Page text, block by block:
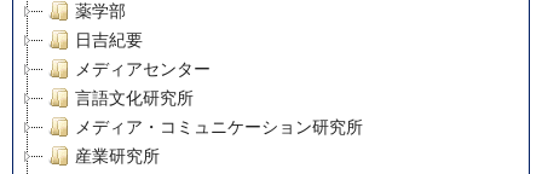
薬学部
日吉紀要
メディアセンター
言語文化研究所
メディア・コミュニケーション研究所
産業研究所